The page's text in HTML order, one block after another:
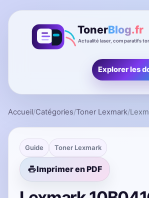
Explorer les
Accueil/Catégories/Toner Lexmark/
Guide Toner Lexmark
Imprimer en PDF